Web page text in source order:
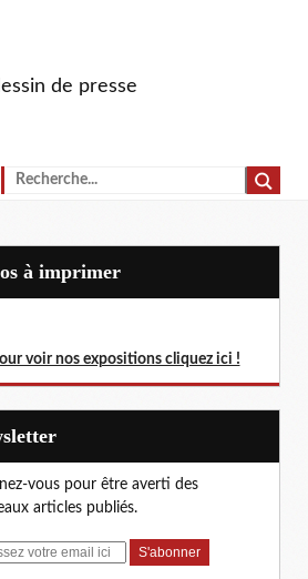
de presse
à imprimer
voir nos expositions cliquez ici !
vous pour être averti des
articles publiés.